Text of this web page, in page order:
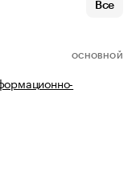
Все
ОСНОВНОЙ